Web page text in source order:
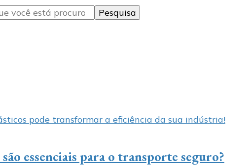
essenciais para o transporte seguro?